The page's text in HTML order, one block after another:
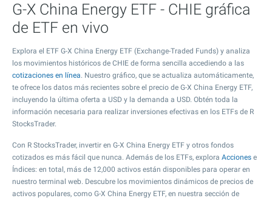
G-X China Energy ETF - CHIE gráfica
de ETF en vivo
Explora el ETF G-X China Energy ETF (Exchange-Traded Funds) y analiza
los movimientos históricos de CHIE de forma sencilla accediendo a las
cotizaciones en línea. Nuestro gráfico, que se actualiza automáticamente,
te ofrece los datos más recientes sobre el precio de G-X China Energy ETF,
incluyendo la última oferta a USD y la demanda a USD. Obtén toda la
información necesaria para realizar inversiones efectivas en los ETFs de R
StocksTrader.
Con R StocksTrader, invertir en G-X China Energy ETF y otros fondos
cotizados es más fácil que nunca. Además de los ETFs, explora Acciones e
Índices: en total, más de 12,000 activos están disponibles para operar en
nuestro terminal web. Descubre los movimientos dinámicos de precios de
activos populares, como G-X China Energy ETF, en nuestra sección de